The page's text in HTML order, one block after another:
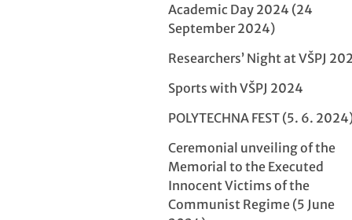
Academic Day 2024 (24
September 2024)
Researchers’ Night at VŠPJ
Sports with VŠPJ 2024
POLYTECHNA FEST (5. 6.
Ceremonial unveiling of the
Memorial to the Executed
Innocent Victims of the
Communist Regime (5 June